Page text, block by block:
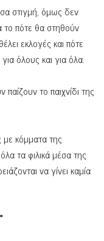
στιγμή, όμως δεν
πότε θα στηθούν
εκλογές και πότε
όλους και για όλα.
το παιχνίδι της
με κόμματα της
τα φιλικά μέσα της
να γίνει καμία